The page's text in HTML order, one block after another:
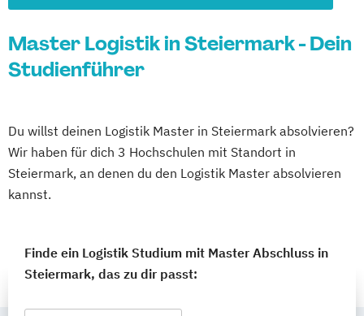
Master Logistik in Steiermark - Dein
Studienführer
Du willst deinen Logistik Master in Steiermark absolvieren?
Wir haben für dich 3 Hochschulen mit Standort in
Steiermark, an denen du den Logistik Master absolvieren
kannst.
Finde ein Logistik Studium mit Master Abschluss in
Steiermark, das zu dir passt: